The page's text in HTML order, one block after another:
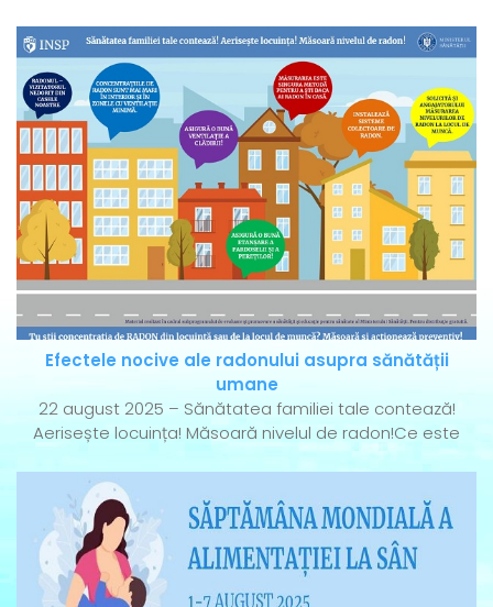
Efectele nocive ale radonului asupra sănătății
umane
22 august 2025 – Sănătatea familiei tale contează!
Aerisește locuința! Măsoară nivelul de radon!Ce este